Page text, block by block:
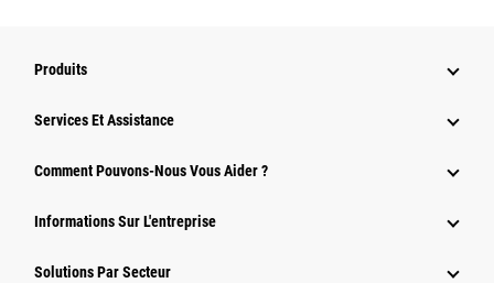
Produits
Services Et Assistance
Comment Pouvons-Nous Vous Aider ?
Informations Sur L'entreprise
Solutions Par Secteur